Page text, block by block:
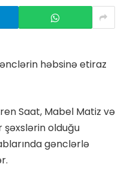
həbsinə etiraz
Saat, Mabel Matiz və
şəxslərin olduğu
gənclərlə